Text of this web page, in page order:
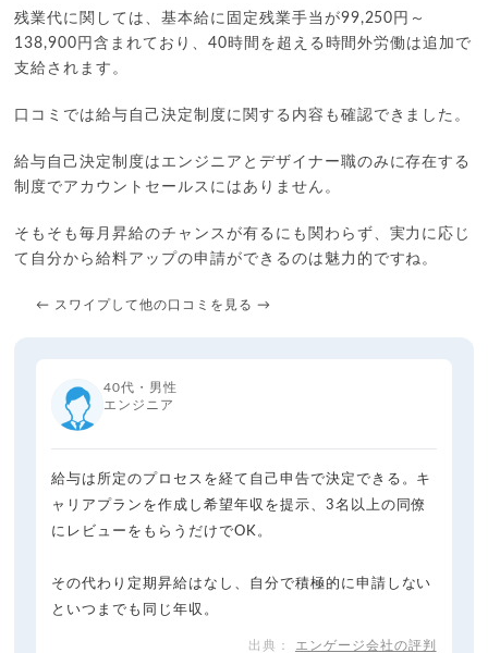
残業代に関しては、基本給に固定残業手当が99,250円～
138,900円含まれており、40時間を超える時間外労働は追加で
支給されます。
口コミでは給与自己決定制度に関する内容も確認できました。
給与自己決定制度はエンジニアとデザイナー職のみに存在する
制度でアカウントセールスにはありません。
そもそも毎月昇給のチャンスが有るにも関わらず、実力に応じ
て自分から給料アップの申請ができるのは魅力的ですね。
← スワイプして他の口コミを見る →
40代・男性
エンジニア
給与は所定のプロセスを経て自己申告で決定できる。キ
ャリアプランを作成し希望年収を提示、3名以上の同僚
にレビューをもらうだけでOK。
その代わり定期昇給はなし、自分で積極的に申請しない
といつまでも同じ年収。
エンゲージ会社の評判